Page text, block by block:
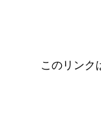
このリンク